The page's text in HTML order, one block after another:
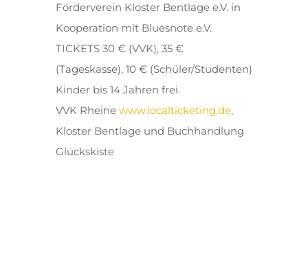
Förderverein Kloster Bentlage e.V. in
Kooperation mit Bluesnote e.V.
TICKETS 30 € (VVK), 35 €
(Tageskasse), 10 € (Schüler/Studenten)
Kinder bis 14 Jahren frei.
VVK Rheine www.localticketing.de,
Kloster Bentlage und Buchhandlung
Glückskiste